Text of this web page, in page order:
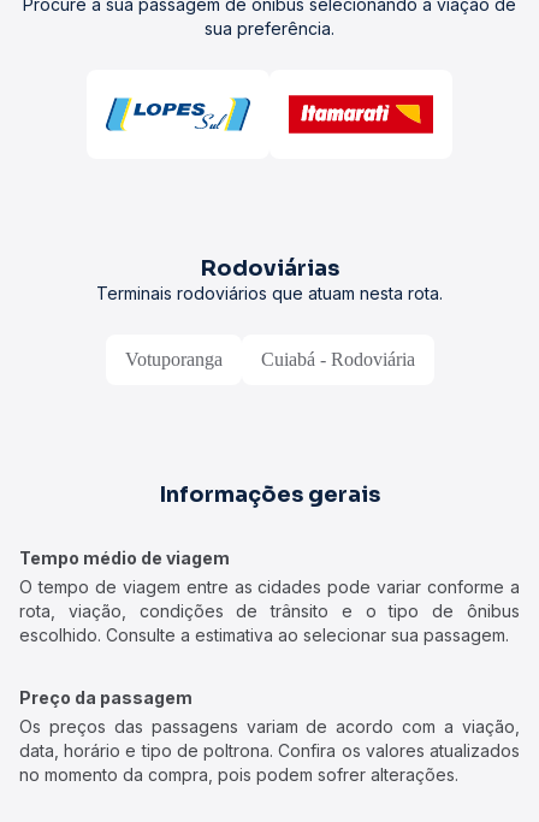
Procure a sua passagem de ônibus selecionando a viação de
sua preferência.
Rodoviárias
Terminais rodoviários que atuam nesta rota.
Votuporanga Cuiabá - Rodoviária
Informações gerais
Tempo médio de viagem
O tempo de viagem entre as cidades pode variar conforme a
rota, viação, condições de trânsito e o tipo de ônibus
escolhido. Consulte a estimativa ao selecionar sua passagem.
Preço da passagem
Os preços das passagens variam de acordo com a viação,
data, horário e tipo de poltrona. Confira os valores atualizados
no momento da compra, pois podem sofrer alterações.